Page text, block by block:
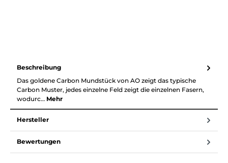
Beschreibung
Das goldene Carbon Mundstück von AO zeigt das typische
Carbon Muster, jedes einzelne Feld zeigt die einzelnen Fasern,
wodurc… Mehr
Hersteller
Bewertungen